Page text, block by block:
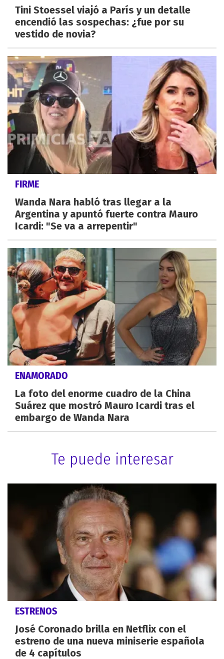
Tini Stoessel viajó a París y un detalle
encendió las sospechas: ¿fue por su
vestido de novia?
FIRME
Wanda Nara habló tras llegar a la
Argentina y apuntó fuerte contra Mauro
Icardi: "Se va a arrepentir"
ENAMORADO
La foto del enorme cuadro de la China
Suárez que mostró Mauro Icardi tras el
embargo de Wanda Nara
Te puede interesar
ESTRENOS
José Coronado brilla en Netflix con el
estreno de una nueva miniserie española
de 4 capítulos